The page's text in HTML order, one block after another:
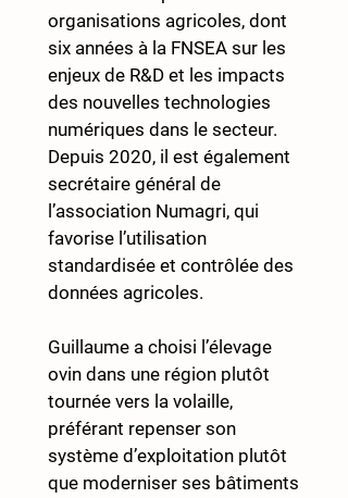
organisations agricoles, dont
six années à la FNSEA sur les
enjeux de R&D et les impacts
des nouvelles technologies
numériques dans le secteur.
Depuis 2020, il est également
secrétaire général de
l’association Numagri, qui
favorise l’utilisation
standardisée et contrôlée des
données agricoles.
Guillaume a choisi l’élevage
ovin dans une région plutôt
tournée vers la volaille,
préférant repenser son
système d’exploitation plutôt
que moderniser ses bâtiments